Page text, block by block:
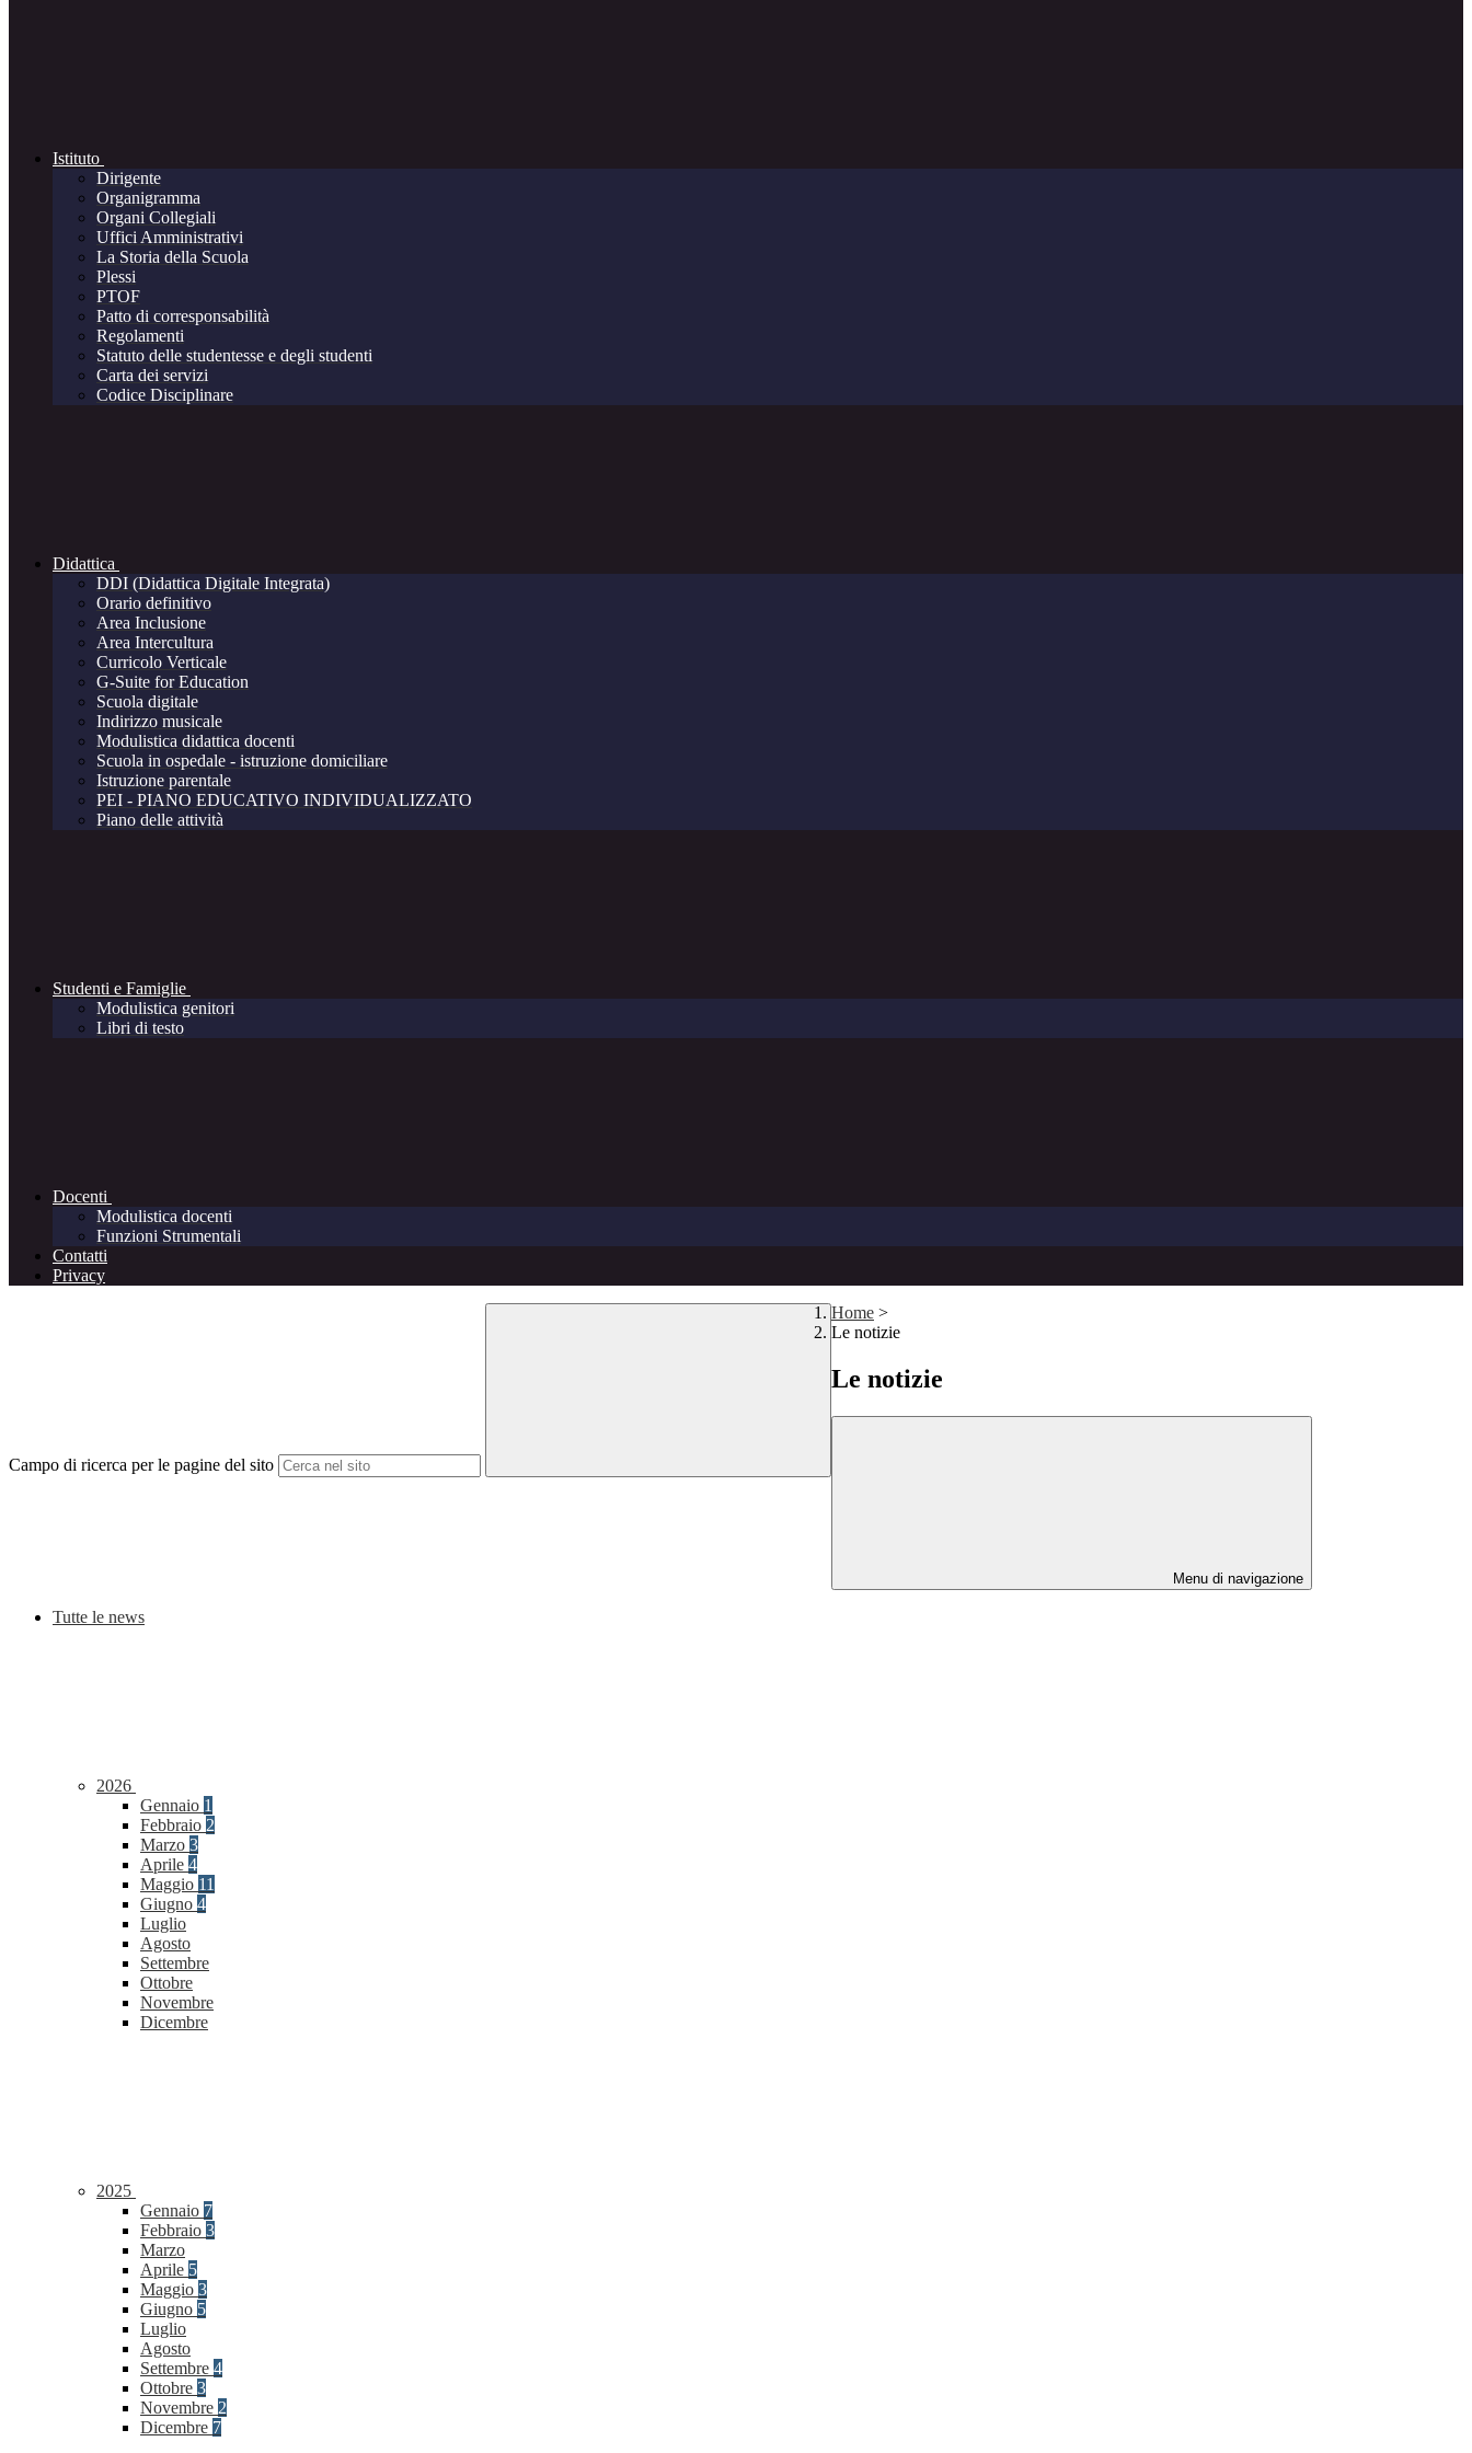
Istituto
Dirigente
Organigramma
Organi Collegiali
Uffici Amministrativi
La Storia della Scuola
Plessi
PTOF
Patto di corresponsabilità
Regolamenti
Statuto delle studentesse e degli studenti
Carta dei servizi
Codice Disciplinare
Didattica
DDI (Didattica Digitale Integrata)
Orario definitivo
Area Inclusione
Area Intercultura
Curricolo Verticale
G-Suite for Education
Scuola digitale
Indirizzo musicale
Modulistica didattica docenti
Scuola in ospedale - istruzione domiciliare
Istruzione parentale
PEI - PIANO EDUCATIVO INDIVIDUALIZZATO
Piano delle attività
Studenti e Famiglie
Modulistica genitori
Libri di testo
Docenti
Modulistica docenti
Funzioni Strumentali
Contatti
Privacy
Campo di ricerca per le pagine del sito
Home >
Le notizie
Le notizie
Menu di navigazione
Tutte le news
2026
Gennaio 1
Febbraio 2
Marzo 3
Aprile 4
Maggio 11
Giugno 4
Luglio
Agosto
Settembre
Ottobre
Novembre
Dicembre
2025
Gennaio 7
Febbraio 3
Marzo
Aprile 5
Maggio 3
Giugno 5
Luglio
Agosto
Settembre 4
Ottobre 3
Novembre 2
Dicembre 7